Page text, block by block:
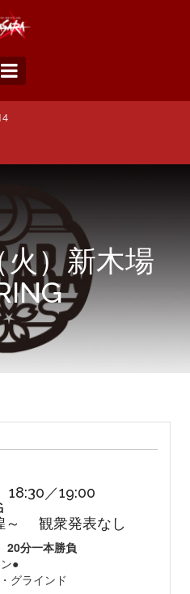
火）新木場
18:30／19:00
～ 観衆発表なし
分一本勝負
●
グラインド